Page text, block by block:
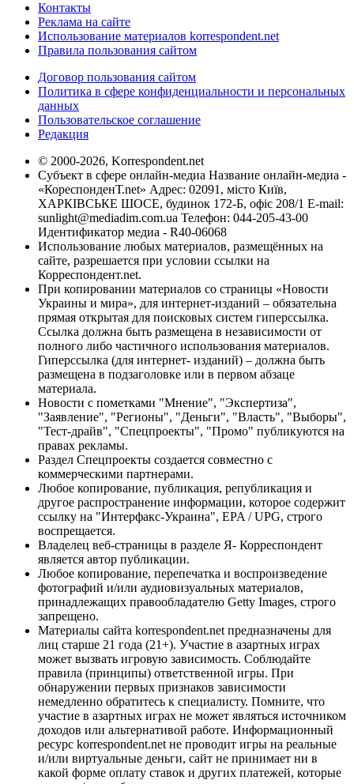
Контакты
Реклама на сайте
Использование материалов korrespondent.net
Правила пользования сайтом
Договор пользования сайтом
Политика в сфере конфиденциальности и персональных
данных
Пользовательское соглашение
Редакция
© 2000-2026, Korrespondent.net
Субъект в сфере онлайн-медиа Название онлайн-медиа -
«КореспонденТ.net» Адрес: 02091, місто Київ,
ХАРКІВСЬКЕ ШОСЕ, будинок 172-Б, офіс 208/1 E-mail:
sunlight@mediadim.com.ua Телефон: 044-205-43-00
Идентификатор медиа - R40-06068
Использование любых материалов, размещённых на
сайте, разрешается при условии ссылки на
Корреспондент.net.
При копировании материалов со страницы «Новости
Украины и мира», для интернет-изданий – обязательна
прямая открытая для поисковых систем гиперссылка.
Ссылка должна быть размещена в независимости от
полного либо частичного использования материалов.
Гиперссылка (для интернет- изданий) – должна быть
размещена в подзаголовке или в первом абзаце
материала.
Новости с пометками "Мнение", "Экспертиза",
"Заявление", "Регионы", "Деньги", "Власть", "Выборы",
"Тест-драйв", "Спецпроекты", "Промо" публикуются на
правах рекламы.
Раздел Спецпроекты создается совместно с
коммерческими партнерами.
Любое копирование, публикация, републикация и
другое распространение информации, которое содержит
ссылку на "Интерфакс-Украина", EPA / UPG, строго
воспрещается.
Владелец веб-страницы в разделе Я- Корреспондент
является автор публикации.
Любое копирование, перепечатка и воспроизведение
фотографий и/или аудиовизуальных материалов,
принадлежащих правообладателю Getty Images, строго
запрещено.
Материалы сайта korrespondent.net предназначены для
лиц старше 21 года (21+). Участие в азартных играх
может вызвать игровую зависимость. Соблюдайте
правила (принципы) ответственной игры. При
обнаружении первых признаков зависимости
немедленно обратитесь к специалисту. Помните, что
участие в азартных играх не может являться источником
доходов или альтернативой работе. Информационный
ресурс korrespondent.net не проводит игры на реальные
и/или виртуальные деньги, сайт не принимает ни в
какой форме оплату ставок и других платежей, которые